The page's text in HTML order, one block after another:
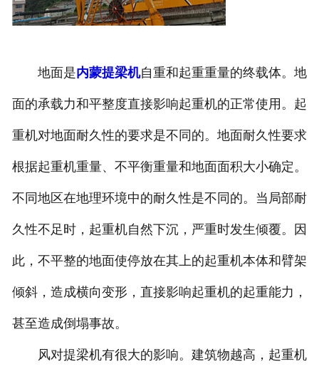
地面是内蒙提梁机自重和起重重量的终载体。地
面的承载力和平整度直接影响起重机的正常使用。起
重机对地面耐久性的要求是不同的。地面耐久性要求
根据起重机重量、不平衡重量和地面面积大小确定。
不同地区在地理环境中的耐久性是不同的。当局部耐
久性不足时，起重机自然下沉，严重时发生倾覆。因
此，不平整的地面使停放在其上的起重机本体和臂架
倾斜，造成横向变形，直接影响起重机的起重能力，
甚至造成倒塌事故。
风对提梁机有很大的影响。建筑物越高，起重机